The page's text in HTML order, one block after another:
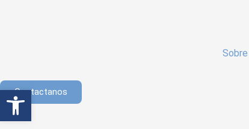
Contactanos
Abrir barra de herramientas